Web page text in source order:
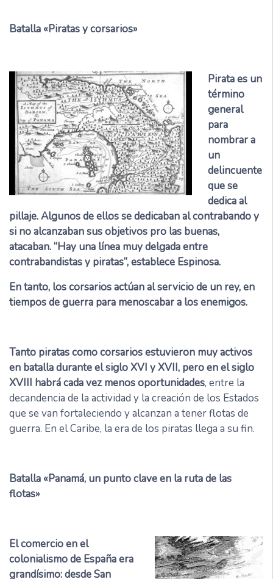
Batalla «Piratas y corsarios»
Pirata es un
término
general
para
nombrar a
un
delincuente
que se
dedica al
pillaje. Algunos de ellos se dedicaban al contrabando y
si no alcanzaban sus objetivos pro las buenas,
atacaban. “Hay una línea muy delgada entre
contrabandistas y piratas”, establece Espinosa.
En tanto, los corsarios actúan al servicio de un rey, en
tiempos de guerra para menoscabar a los enemigos.
Tanto piratas como corsarios estuvieron muy activos
en batalla durante el siglo XVI y XVII, pero en el siglo
XVIII habrá cada vez menos oportunidades, entre la
decandencia de la actividad y la creación de los Estados
que se van fortaleciendo y alcanzan a tener flotas de
guerra. En el Caribe, la era de los piratas llega a su fin.
Batalla «Panamá, un punto clave en la ruta de las
flotas»
El comercio en el
colonialismo de España era
grandísimo: desde San